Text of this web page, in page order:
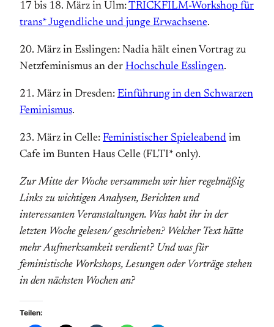
17 bis 18. März in Ulm:TRICKFILM-Workshop für
trans* Jugendliche und junge Erwachsene.
20. März in Esslingen: Nadia hält einen Vortrag zu
Netzfeminismus an der Hochschule Esslingen.
21. März in Dresden: Einführung in den Schwarzen
Feminismus.
23. März in Celle: Feministischer Spieleabend im
Cafe im Bunten Haus Celle (FLTI* only).
Zur Mitte der Woche versammeln wir hier regelmäßig
Links zu wichtigen Analysen, Berichten und
interessanten Veranstaltungen. Was habt ihr in der
letzten Woche gelesen/ geschrieben? Welcher Text hätte
mehr Aufmerksamkeit verdient? Und was für
feministische Workshops, Lesungen oder Vorträge stehen
in den nächsten Wochen an?
Teilen: